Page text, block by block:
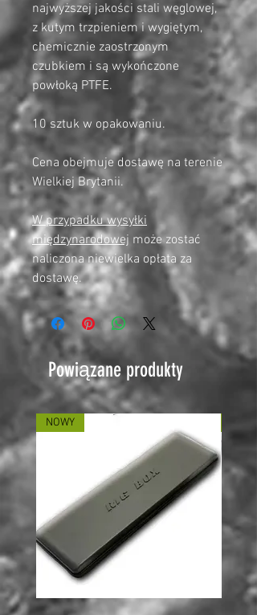
najwyższej jakości stali węglowej,
z kutym trzpieniem i wygiętym,
chemicznie zaostrzonym
czubkiem i są wykończone
powłoką PTFE.
10 sztuk w opakowaniu.
Cena obejmuje dostawę na terenie
Wielkiej Brytanii.
W przypadku wysyłki
międzynarodowej może zostać
naliczona niewielka opłata za
dostawę.
Powiązane produkty
NOWY